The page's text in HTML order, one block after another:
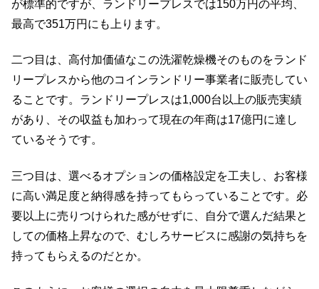
が標準的ですが、ランドリープレスでは150万円の平均、
最高で351万円にも上ります。
二つ目は、高付加価値なこの洗濯乾燥機そのものをランド
リープレスから他のコインランドリー事業者に販売してい
ることです。ランドリープレスは1,000台以上の販売実績
があり、その収益も加わって現在の年商は17億円に達し
ているそうです。
三つ目は、選べるオプションの価格設定を工夫し、お客様
に高い満足度と納得感を持ってもらっていることです。必
要以上に売りつけられた感がせずに、自分で選んだ結果と
しての価格上昇なので、むしろサービスに感謝の気持ちを
持ってもらえるのだとか。